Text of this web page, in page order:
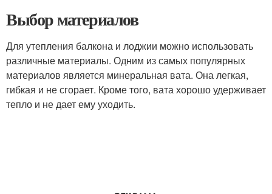
Выбор материалов
Для утепления балкона и лоджии можно использовать
различные материалы. Одним из самых популярных
материалов является минеральная вата. Она легкая,
гибкая и не сгорает. Кроме того, вата хорошо удерживает
тепло и не дает ему уходить.